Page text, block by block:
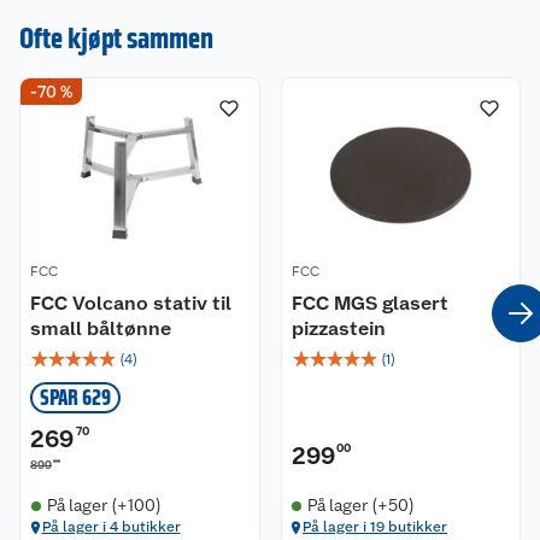
Ofte kjøpt sammen
-70 %
FCC
FCC Volcano stativ til
small båltønne
☆☆☆☆☆ (4)
SPAR 629
26970
89900
På lager (+100)
På lager i 4 butikker
FCC
FCC MGS glasert
pizzastein
☆☆☆☆☆ (1)
29900
På lager (+50)
På lager i 19 butikker